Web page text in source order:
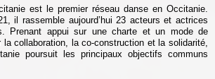
est le premier réseau danse en Occitanie.
il rassemble aujourd’hui 23 acteurs et actrices
Prenant appui sur une charte et un mode de
la collaboration, la co-construction et la solidarité,
poursuit les principaux objectifs communs